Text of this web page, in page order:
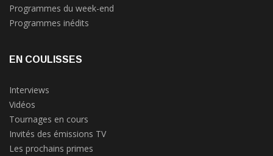
Programmes du week-end
Programmes inédits
EN COULISSES
Interviews
Vidéos
Tournages en cours
Invités des émissions TV
Les prochains primes